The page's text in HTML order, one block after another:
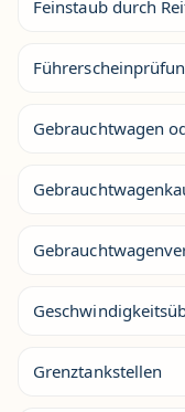
Feinstaub durch
Gebrauchtwagen
Grenztankstellen